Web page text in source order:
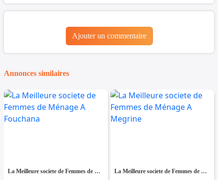
Ajouter un commentaire
Annonces similaires
La Meilleure societe de Femmes de Ménage A Fouchana La Meilleure societe de Femmes de Ménage A Megrine